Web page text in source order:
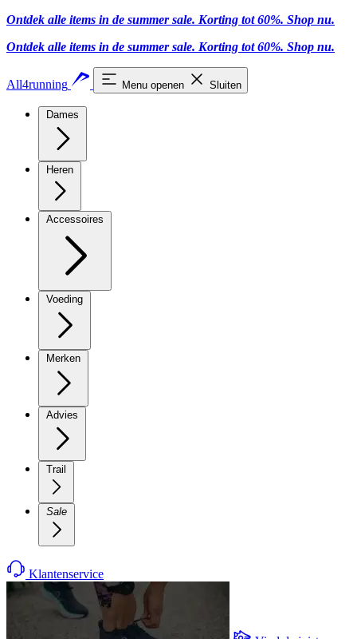
Ontdek alle items in de summer sale. Korting tot 60%. Shop nu.
Ontdek alle items in de summer sale. Korting tot 60%. Shop nu.
All4running Menu openen Sluiten
Dames
Heren
Accessoires
Voeding
Merken
Advies
Trail
Sale
Klantenservice